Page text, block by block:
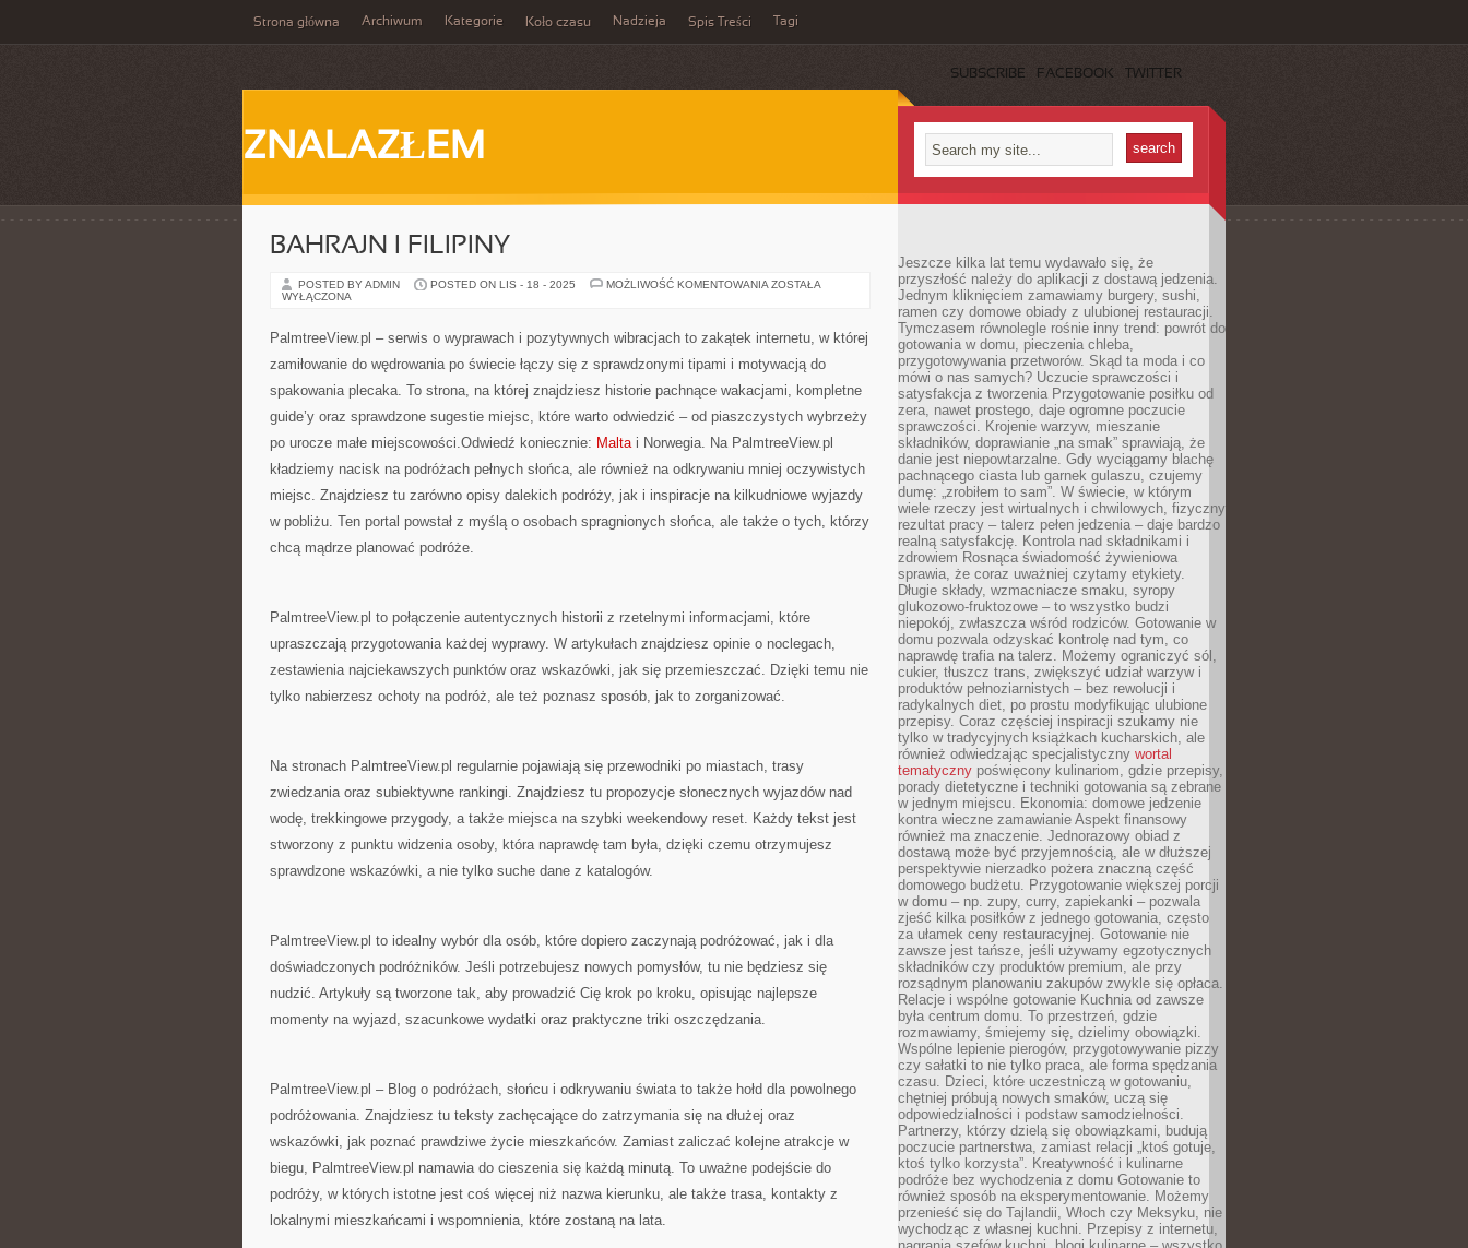
Strona główna Archiwum Kategorie Koło czasu Nadzieja Spis Treści Tagi
SUBSCRIBE FACEBOOK TWITTER
ZNALAZŁEM
BAHRAJN I FILIPINY
POSTED BY ADMIN POSTED ON LIS - 18 - 2025 MOŻLIWOŚĆ KOMENTOWANIA BAHRAJN
ZOSTAŁA
WYŁĄCZONA
PalmtreeView.pl – serwis o wyprawach i pozytywnych wibracjach to zakątek internetu, w której
zamiłowanie do wędrowania po świecie łączy się z sprawdzonymi tipami i motywacją do
spakowania plecaka. To strona, na której znajdziesz historie pachnące wakacjami, kompletne
guide’y oraz sprawdzone sugestie miejsc, które warto odwiedzić – od piaszczystych wybrzeży
po urocze małe miejscowości.Odwiedź koniecznie: Maltai Norwegia. Na PalmtreeView.pl
kładziemy nacisk na podróżach pełnych słońca, ale również na odkrywaniu mniej oczywistych
miejsc. Znajdziesz tu zarówno opisy dalekich podróży, jak i inspiracje na kilkudniowe wyjazdy
w pobliżu. Ten portal powstał z myślą o osobach spragnionych słońca, ale także o tych, którzy
chcą mądrze planować podróże.
PalmtreeView.pl to połączenie autentycznych historii z rzetelnymi informacjami, które
upraszczają przygotowania każdej wyprawy. W artykułach znajdziesz opinie o noclegach,
zestawienia najciekawszych punktów oraz wskazówki, jak się przemieszczać. Dzięki temu nie
tylko nabierzesz ochoty na podróż, ale też poznasz sposób, jak to zorganizować.
Na stronach PalmtreeView.pl regularnie pojawiają się przewodniki po miastach, trasy
zwiedzania oraz subiektywne rankingi. Znajdziesz tu propozycje słonecznych wyjazdów nad
wodę, trekkingowe przygody, a także miejsca na szybki weekendowy reset. Każdy tekst jest
stworzony z punktu widzenia osoby, która naprawdę tam była, dzięki czemu otrzymujesz
sprawdzone wskazówki, a nie tylko suche dane z katalogów.
PalmtreeView.pl to idealny wybór dla osób, które dopiero zaczynają podróżować, jak i dla
doświadczonych podróżników. Jeśli potrzebujesz nowych pomysłów, tu nie będziesz się
nudzić. Artykuły są tworzone tak, aby prowadzić Cię krok po kroku, opisując najlepsze
momenty na wyjazd, szacunkowe wydatki oraz praktyczne triki oszczędzania.
PalmtreeView.pl – Blog o podróżach, słońcu i odkrywaniu świata to także hołd dla powolnego
podróżowania. Znajdziesz tu teksty zachęcające do zatrzymania się na dłużej oraz
wskazówki, jak poznać prawdziwe życie mieszkańców. Zamiast zaliczać kolejne atrakcje w
biegu, PalmtreeView.pl namawia do cieszenia się każdą minutą. To uważne podejście do
podróży, w których istotne jest coś więcej niż nazwa kierunku, ale także trasa, kontakty z
lokalnymi mieszkańcami i wspomnienia, które zostaną na lata.
Jeszcze kilka lat temu wydawało się, że
przyszłość należy do aplikacji z dostawą jedzenia.
Jednym kliknięciem zamawiamy burgery, sushi,
ramen czy domowe obiady z ulubionej restauracji.
Tymczasem równolegle rośnie inny trend: powrót do
gotowania w domu, pieczenia chleba,
przygotowywania przetworów. Skąd ta moda i co
mówi o nas samych? Uczucie sprawczości i
satysfakcja z tworzenia Przygotowanie posiłku od
zera, nawet prostego, daje ogromne poczucie
sprawczości. Krojenie warzyw, mieszanie
składników, doprawianie „na smak” sprawiają, że
danie jest niepowtarzalne. Gdy wyciągamy blachę
pachnącego ciasta lub garnek gulaszu, czujemy
dumę: „zrobiłem to sam”. W świecie, w którym
wiele rzeczy jest wirtualnych i chwilowych, fizyczny
rezultat pracy – talerz pełen jedzenia – daje bardzo
realną satysfakcję. Kontrola nad składnikami i
zdrowiem Rosnąca świadomość żywieniowa
sprawia, że coraz uważniej czytamy etykiety.
Długie składy, wzmacniacze smaku, syropy
glukozowo-fruktozowe – to wszystko budzi
niepokój, zwłaszcza wśród rodziców. Gotowanie w
domu pozwala odzyskać kontrolę nad tym, co
naprawdę trafia na talerz. Możemy ograniczyć sól,
cukier, tłuszcz trans, zwiększyć udział warzyw i
produktów pełnoziarnistych – bez rewolucji i
radykalnych diet, po prostu modyfikując ulubione
przepisy. Coraz częściej inspiracji szukamy nie
tylko w tradycyjnych książkach kucharskich, ale
również odwiedzając specjalistyczny wortal
tematyczny poświęcony kulinariom, gdzie przepisy,
porady dietetyczne i techniki gotowania są zebrane
w jednym miejscu. Ekonomia: domowe jedzenie
kontra wieczne zamawianie Aspekt finansowy
również ma znaczenie. Jednorazowy obiad z
dostawą może być przyjemnością, ale w dłuższej
perspektywie nierzadko pożera znaczną część
domowego budżetu. Przygotowanie większej porcji
w domu – np. zupy, curry, zapiekanki – pozwala
zjeść kilka posiłków z jednego gotowania, często
za ułamek ceny restauracyjnej. Gotowanie nie
zawsze jest tańsze, jeśli używamy egzotycznych
składników czy produktów premium, ale przy
rozsądnym planowaniu zakupów zwykle się opłaca.
Relacje i wspólne gotowanie Kuchnia od zawsze
była centrum domu. To przestrzeń, gdzie
rozmawiamy, śmiejemy się, dzielimy obowiązki.
Wspólne lepienie pierogów, przygotowywanie pizzy
czy sałatki to nie tylko praca, ale forma spędzania
czasu. Dzieci, które uczestniczą w gotowaniu,
chętniej próbują nowych smaków, uczą się
odpowiedzialności i podstaw samodzielności.
Partnerzy, którzy dzielą się obowiązkami, budują
poczucie partnerstwa, zamiast relacji „ktoś gotuje,
ktoś tylko korzysta”. Kreatywność i kulinarne
podróże bez wychodzenia z domu Gotowanie to
również sposób na eksperymentowanie. Możemy
przenieść się do Tajlandii, Włoch czy Meksyku, nie
wychodząc z własnej kuchni. Przepisy z internetu,